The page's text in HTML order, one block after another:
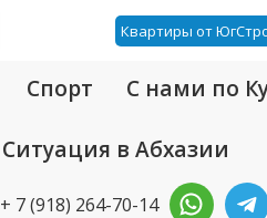
Квартиры от
Спорт С нами по
Ситуация в Абхазии
+ 7 (918) 264-70-14